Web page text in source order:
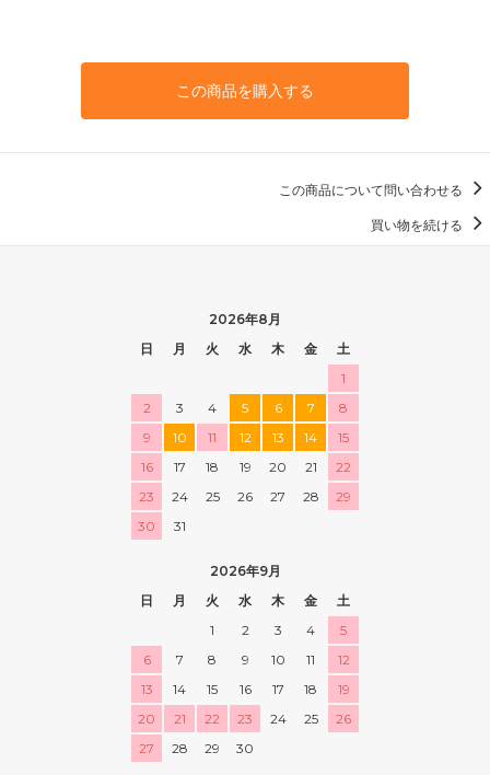
この商品を購入する
この商品について問い合わせる
買い物を続ける
2026年8月
日
月 火 水 木 金
土
1
2
3 4 5 6 7
8
9
10 11 12 13 14
15
16
17 18 19 20 21
22
23
24 25 26 27 28
29
30
31
2026年9月
日
月 火 水 木 金
土
1
2 3 4
5
6
7 8 9 10 11
12
13
14 15 16 17 18
19
20
21 22 23 24 25
26
27
28 29 30